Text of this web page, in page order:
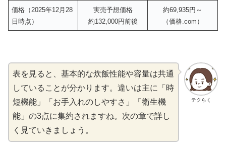
価格（2025年12月28
日時点）
実売予想価格
約132,000円前後
約69,935円～
（価格.com）
テクらく
表を見ると、基本的な炊飯性能や容量は共通
していることが分かります。違いは主に「時
短機能」「お手入れのしやすさ」「衛生機
能」の3点に集約されますね。次の章で詳し
く見ていきましょう。